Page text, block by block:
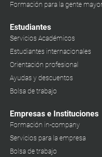
Formación para la gente
Estudiantes
Servicios Académicos
Estudiantes internacionales
Orientación profesional
Ayudas y descuentos
Bolsa de trabajo
Empresas e Instituciones
Formación in-company
Servicios para la empresa
Bolsa de trabajo